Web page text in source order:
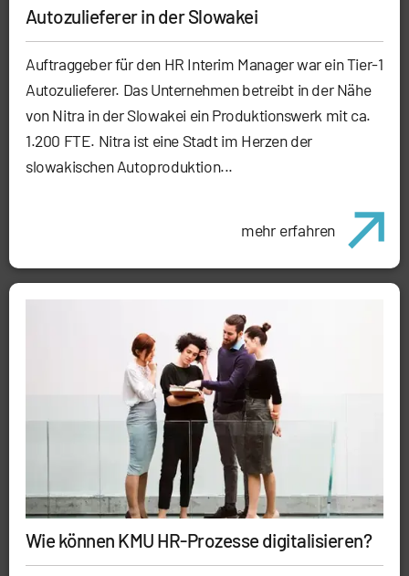
Autozulieferer in der Slowakei
Auftraggeber für den HR Interim Manager war ein Tier-1
Autozulieferer. Das Unternehmen betreibt in der Nähe
von Nitra in der Slowakei ein Produktionswerk mit ca.
1.200 FTE. Nitra ist eine Stadt im Herzen der
slowakischen Autoproduktion...
mehr erfahren
Wie können KMU HR-Prozesse digitalisieren?